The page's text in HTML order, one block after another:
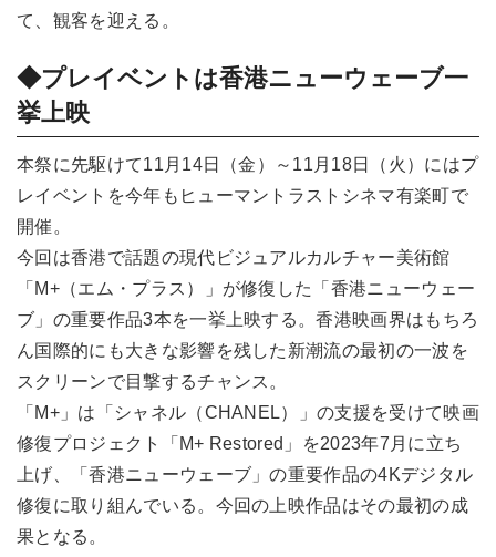
て、観客を迎える。
◆プレイベントは香港ニューウェーブ一
挙上映
本祭に先駆けて11月14日（金）～11月18日（火）にはプ
レイベントを今年もヒューマントラストシネマ有楽町で
開催。
今回は香港で話題の現代ビジュアルカルチャー美術館
「M+（エム・プラス）」が修復した「香港ニューウェー
ブ」の重要作品3本を一挙上映する。香港映画界はもちろ
ん国際的にも大きな影響を残した新潮流の最初の一波を
スクリーンで目撃するチャンス。
「M+」は「シャネル（CHANEL）」の支援を受けて映画
修復プロジェクト「M+ Restored」を2023年7月に立ち
上げ、「香港ニューウェーブ」の重要作品の4Kデジタル
修復に取り組んでいる。今回の上映作品はその最初の成
果となる。